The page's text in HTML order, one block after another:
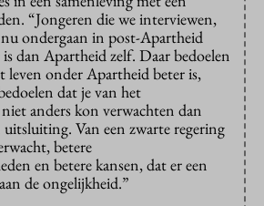
“Jongeren die we interviewen,
ondergaan in post-Apartheid
dan Apartheid zelf. Daar bedoelen
leven onder Apartheid beter is,
dat je van het
anders kon verwachten dan
Van een zwarte regering
betere
en betere kansen, dat er een
de ongelijkheid.”